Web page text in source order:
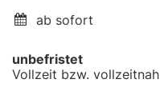
ab sofort
unbefristet
Vollzeit bzw. vollzeitnah